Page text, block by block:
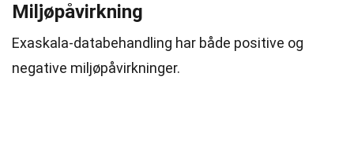
Miljøpåvirkning
Exaskala-databehandling har både positive og
negative miljøpåvirkninger.